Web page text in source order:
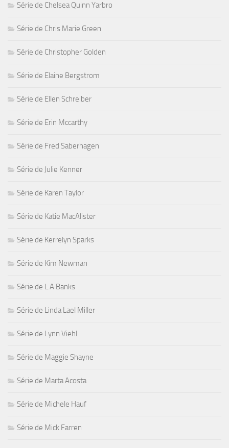
Série de Chelsea Quinn Yarbro
Série de Chris Marie Green
Série de Christopher Golden
Série de Elaine Bergstrom
Série de Ellen Schreiber
Série de Erin Mccarthy
Série de Fred Saberhagen
Série de Julie Kenner
Série de Karen Taylor
Série de Katie MacAlister
Série de Kerrelyn Sparks
Série de Kim Newman
Série de L.A Banks
Série de Linda Lael Miller
Série de Lynn Viehl
Série de Maggie Shayne
Série de Marta Acosta
Série de Michele Hauf
Série de Mick Farren